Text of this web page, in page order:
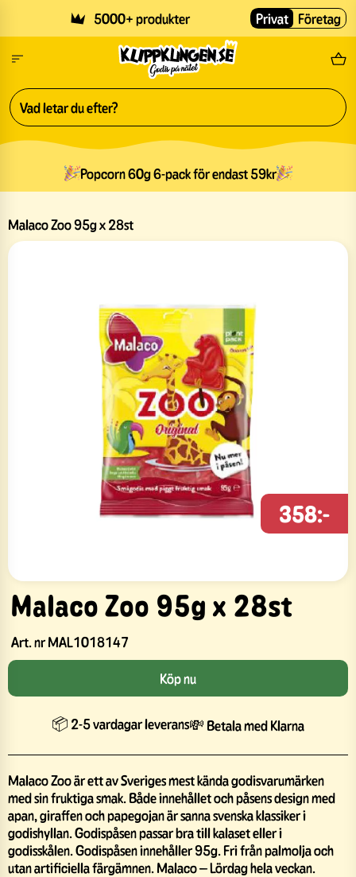
5000+ produkter Fri
Privat Företag
Popcorn 60g 6-pack för endast 59kr
Malaco Zoo 95g x 28st
Malaco Zoo 95g x 28st
Art. nrMAL1018147
358:-
Köp nu
📦 2-5 vardagar leverans💸 Betala med Klarna
Malaco Zoo är ett av Sveriges mest kända godisvarumärken
med sin fruktiga smak. Både innehållet och påsens design med
apan, giraffen och papegojan är sanna svenska klassiker i
godishyllan. Godispåsen passar bra till kalaset eller i
godisskålen. Godispåsen innehåller 95g. Fri från palmolja och
utan artificiella färgämnen. Malaco – Lördag hela veckan.